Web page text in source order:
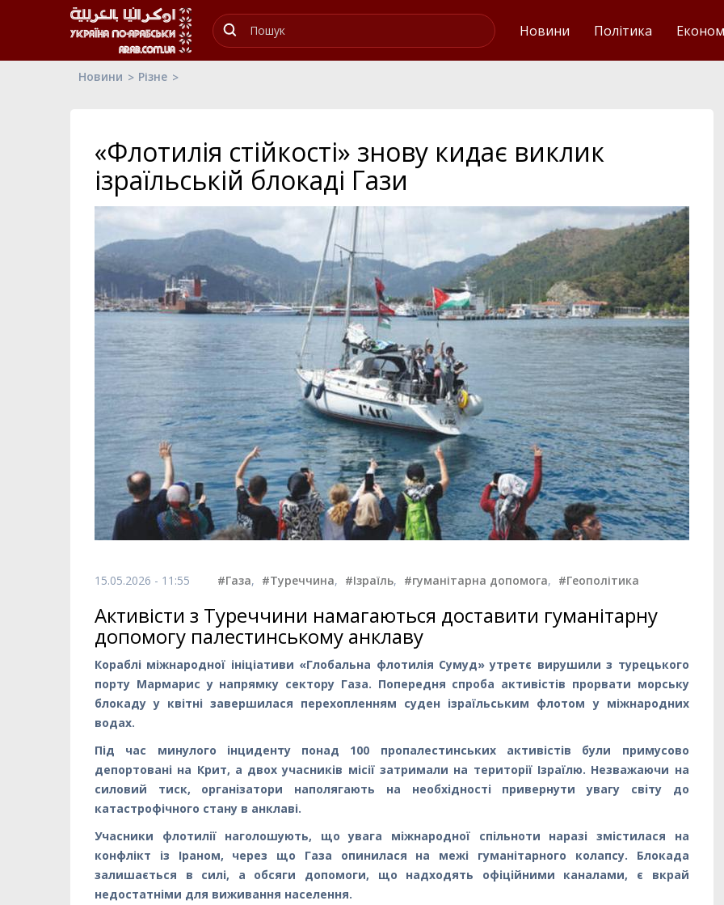
Новини Політика
Новини Різне
«Флотилія стійкості» знову кидає виклик
ізраїльській блокаді Гази
15.05.2026 - 11:55 #Газа, #Туреччина, #Ізраїль, #гуманітарна допомога, #Геополітика
Активісти з Туреччини намагаються доставити гуманітарну
допомогу палестинському анклаву
Кораблі міжнародної ініціативи «Глобальна флотилія Сумуд» утретє вирушили з турецького
порту Мармарис у напрямку сектору Газа. Попередня спроба активістів прорвати морську
блокаду у квітні завершилася перехопленням суден ізраїльським флотом у міжнародних
водах.
Під час минулого інциденту понад 100 пропалестинських активістів були примусово
депортовані на Крит, а двох учасників місії затримали на території Ізраїлю. Незважаючи на
силовий тиск, організатори наполягають на необхідності привернути увагу світу до
катастрофічного стану в анклаві.
Учасники флотилії наголошують, що увага міжнародної спільноти наразі змістилася на
конфлікт із Іраном, через що Газа опинилася на межі гуманітарного колапсу. Блокада
залишається в силі, а обсяги допомоги, що надходять офіційними каналами, є вкрай
недостатніми для виживання населення.